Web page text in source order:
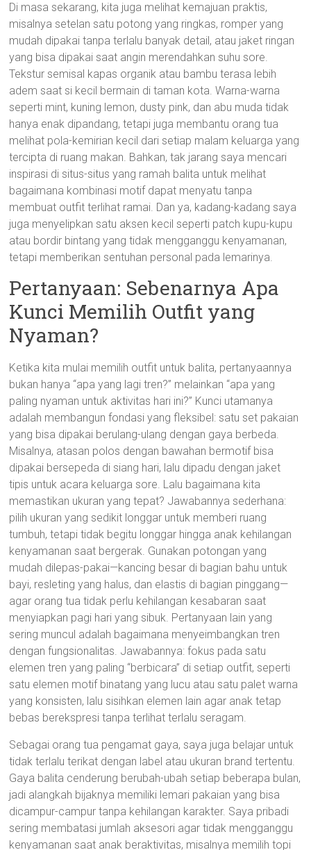
Di masa sekarang, kita juga melihat kemajuan praktis,
misalnya setelan satu potong yang ringkas, romper yang
mudah dipakai tanpa terlalu banyak detail, atau jaket ringan
yang bisa dipakai saat angin merendahkan suhu sore.
Tekstur semisal kapas organik atau bambu terasa lebih
adem saat si kecil bermain di taman kota. Warna-warna
seperti mint, kuning lemon, dusty pink, dan abu muda tidak
hanya enak dipandang, tetapi juga membantu orang tua
melihat pola-kemirian kecil dari setiap malam keluarga yang
tercipta di ruang makan. Bahkan, tak jarang saya mencari
inspirasi di situs-situs yang ramah balita untuk melihat
bagaimana kombinasi motif dapat menyatu tanpa
membuat outfit terlihat ramai. Dan ya, kadang-kadang saya
juga menyelipkan satu aksen kecil seperti patch kupu-kupu
atau bordir bintang yang tidak mengganggu kenyamanan,
tetapi memberikan sentuhan personal pada lemarinya.
Pertanyaan: Sebenarnya Apa
Kunci Memilih Outfit yang
Nyaman?
Ketika kita mulai memilih outfit untuk balita, pertanyaannya
bukan hanya “apa yang lagi tren?” melainkan “apa yang
paling nyaman untuk aktivitas hari ini?” Kunci utamanya
adalah membangun fondasi yang fleksibel: satu set pakaian
yang bisa dipakai berulang-ulang dengan gaya berbeda.
Misalnya, atasan polos dengan bawahan bermotif bisa
dipakai bersepeda di siang hari, lalu dipadu dengan jaket
tipis untuk acara keluarga sore. Lalu bagaimana kita
memastikan ukuran yang tepat? Jawabannya sederhana:
pilih ukuran yang sedikit longgar untuk memberi ruang
tumbuh, tetapi tidak begitu longgar hingga anak kehilangan
kenyamanan saat bergerak. Gunakan potongan yang
mudah dilepas-pakai—kancing besar di bagian bahu untuk
bayi, resleting yang halus, dan elastis di bagian pinggang—
agar orang tua tidak perlu kehilangan kesabaran saat
menyiapkan pagi hari yang sibuk. Pertanyaan lain yang
sering muncul adalah bagaimana menyeimbangkan tren
dengan fungsionalitas. Jawabannya: fokus pada satu
elemen tren yang paling “berbicara” di setiap outfit, seperti
satu elemen motif binatang yang lucu atau satu palet warna
yang konsisten, lalu sisihkan elemen lain agar anak tetap
bebas berekspresi tanpa terlihat terlalu seragam.
Sebagai orang tua pengamat gaya, saya juga belajar untuk
tidak terlalu terikat dengan label atau ukuran brand tertentu.
Gaya balita cenderung berubah-ubah setiap beberapa bulan,
jadi alangkah bijaknya memiliki lemari pakaian yang bisa
dicampur-campur tanpa kehilangan karakter. Saya pribadi
sering membatasi jumlah aksesori agar tidak mengganggu
kenyamanan saat anak beraktivitas, misalnya memilih topi